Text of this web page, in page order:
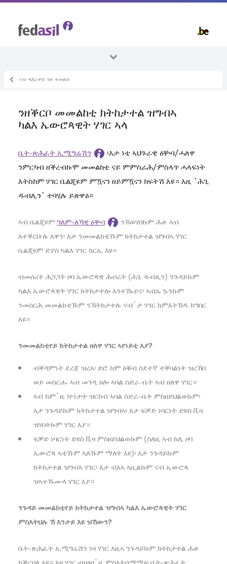
ኵላቶም ኣርእስተ-ቴማታት
ሕጋዊ መምርሒ ዱብሊን
ናብ ዳሕረዋይ ገጽ ተመለሱ
ንዘቕርቦ መመልከቲ ክትከታተል ዝግብኣ
ካልእ ኤውሮጳዊት ሃገር ኣላ
ቤት-ጽሕፈት ኢሚግሬሽን
፡እታ ነቲ ኣህጉራዊ ዕቝባ/ሓለዋ
ንምርካብ ዘቕረብኩሞ መመልከቲ ናይ ምምስራሕ/ምስላጥ ሓላፍነት
እትስከም ሃገር ቤልጂዩም ምዃናን ዘይምዃናን ክፍትሽ እዩ። እዚ `ሕጊ
ዱብሊን` ተባሂሉ ይጽዋዕ።
ኣብ ቤልጂዩም ዓለም-ለኻዊ ዕቝባ
ንኽወሃበኩም ሕቶ ኣብ
እተቕርቡሉ እዋን፡ እታ ንመመልከቲኹም ክትከታተል ዝግብኣ ሃገር
ቤልጂዩም ድያስ ካልእ ሃገር ክርኢ እዩ።
ብመሰረት ሕጋጋት ዞባ ኤውሮጳዊ ሕብረት (ሕጊ ዱብሊን) ንጉዳይኩም
ካልእ ኤውሮጳዊት ሃገር ክትከታተሎ እንተዀይና፡ ኣብኡ ኴንኩም
ንመስርሕ መመልከቲኹም ንኽትከታተሉ ናብ`ታ ሃገር ከምእትኸዱ ክግበር
እዩ።
ንመመልከቲየይ ክትከታተል ዘለዋ ሃገር ኣየነይቲ እያ?
ብቐዳምነት ደረጃ ዝረአ፡ ድሮ ከም ዕቑብ ስደተኛ ተቐባልነት ዝረኸበ
ወይ መስርሑ ኣብ መገዲ ዘሎ ኣባል ስድራ-ቤት ኣብ ዘለዋ ሃገር።
ኣብ ከም`ዚ ኵነታት ዝርከብ ኣባል ስድራ-ቤት ምስዘይህልወኩም፡
እታ ንጉዳይኩም ክትከታተል ዝግብኣ፡ እታ ፍቓድ ነባርነት ድዩስ ቪዛ
ዝሃበትኩም ሃገር እያ።
ፍቓድ ነባርነት ድዩስ ቪዛ ምስዘይህልወኩም (ስለዚ ኣብ ክሊ ዞባ
ኤውሮጳ ኣቲኹም ኣለኹም ማለት እዩ)፡ እታ ንጉዳይኩም
ክትከታተል ዝግብኣ ሃገር፡ እታ ብእኣ ኣቢልኩም ናብ ኤውሮጳ
ዝኣተኹሙላ ሃገር እያ።
ንጉዳይ መመልከቲየይ ክትከታተል ዝግብኣ ካልእ ኤውሮጳዊት ሃገር
ምስእትህሉ ኸ እንታይ እዩ ዝኸውን?
ቤት-ጽሕፈት ኢሚግሬሽን ነዛ ሃገር እዚኣ ንጉዳይኩም ክትከታተል ሕቶ